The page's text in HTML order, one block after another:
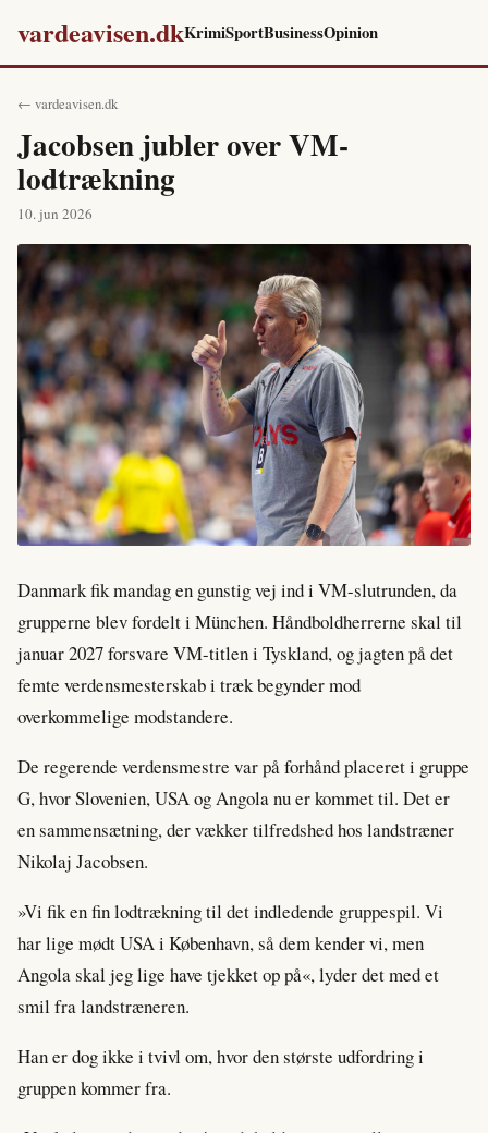
vardeavisen.dkKrimiSportBusinessOpinion
← vardeavisen.dk
Jacobsen jubler over VM-
lodtrækning
10. jun 2026
Danmark fik mandag en gunstig vej ind i VM-slutrunden, da
grupperne blev fordelt i München. Håndboldherrerne skal til
januar 2027 forsvare VM-titlen i Tyskland, og jagten på det
femte verdensmesterskab i træk begynder mod
overkommelige modstandere.
De regerende verdensmestre var på forhånd placeret i gruppe
G, hvor Slovenien, USA og Angola nu er kommet til. Det er
en sammensætning, der vækker tilfredshed hos landstræner
Nikolaj Jacobsen.
»Vi fik en fin lodtrækning til det indledende gruppespil. Vi
har lige mødt USA i København, så dem kender vi, men
Angola skal jeg lige have tjekket op på«, lyder det med et
smil fra landstræneren.
Han er dog ikke i tvivl om, hvor den største udfordring i
gruppen kommer fra.